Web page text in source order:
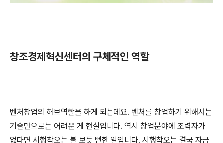
창조경제혁신센터의 구체적인 역할
벤처창업의 허브역할을 하게 되는데요. 벤처를 창업하기 위해서는
기술만으로는 어려운 게 현실입니다. 역시 창업분야에 조력자가
없다면 시행착오는 불 보듯 뻔한 일입니다. 시행착오는 결국 자금